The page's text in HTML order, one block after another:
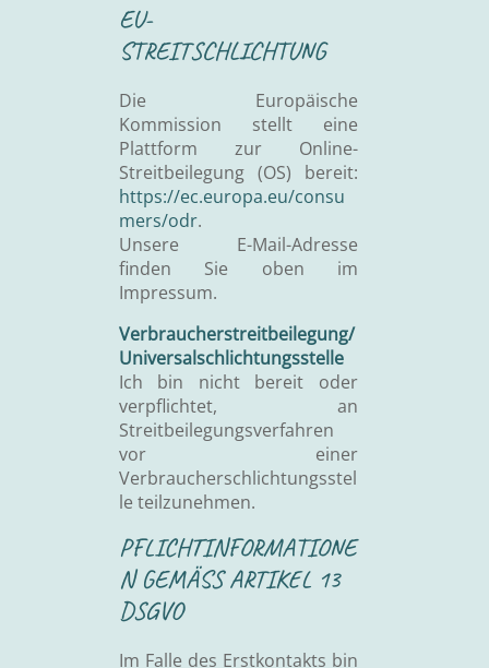
EU-
STREITSCHLICHTUNG
Die Europäische
Kommission stellt eine
Plattform zur Online-
Streitbeilegung (OS) bereit:
https://ec.europa.eu/consu
mers/odr.
Unsere E-Mail-Adresse
finden Sie oben im
Impressum.
Verbraucherstreitbeilegung/
Universalschlichtungsstelle
Ich bin nicht bereit oder
verpflichtet, an
Streitbeilegungsverfahren
vor einer
Verbraucherschlichtungsstel
le teilzunehmen.
PFLICHTINFORMATIONE
N GEMÄSS ARTIKEL 13 D
SGVO
Im Falle des Erstkontakts bin